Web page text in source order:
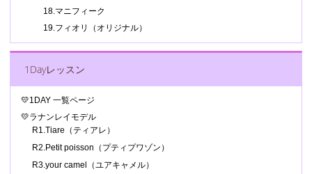
18.マニフィーク
19.フィオリ（オリジナル）
1Dayレッスン
💛1DAY 一覧ページ
💛ラナンレイモデル
R1.Tiare（ティアレ）
R2.Petit poisson（プティプワゾン）
R3.your camel（ユアキャメル）